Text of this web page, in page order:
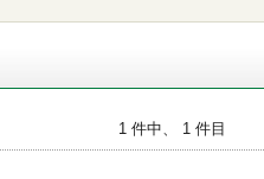
1 件中、 1 件目